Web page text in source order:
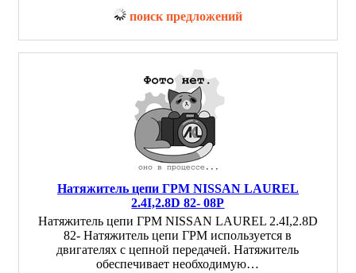
поиск предложений
Натяжитель цепи ГРМ NISSAN LAUREL
2.4I,2.8D 82- 08P
Натяжитель цепи ГРМ NISSAN LAUREL 2.4I,2.8D
82- Натяжитель цепи ГРМ используется в
двигателях с цепной передачей. Натяжитель
обеспечивает необходимую…